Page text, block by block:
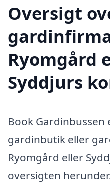
Oversigt
Ryomgård
Syddjurs
Book
gardinbutik eller
Ryomgård eller
oversigten